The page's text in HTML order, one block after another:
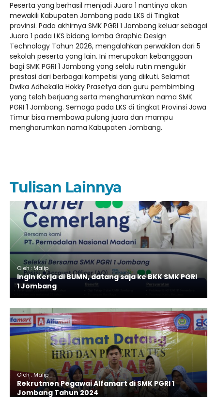
Peserta yang berhasil menjadi Juara 1 nantinya akan
mewakili Kabupaten Jombang pada LKS di Tingkat
provinsi. Pada akhirnya SMK PGRI 1 Jombang keluar sebagai
Juara 1 pada LKS bidang lomba Graphic Design
Technology Tahun 2026, mengalahkan perwakilan dari 5
sekolah peserta yang lain. Ini merupakan kebanggaan
bagi SMK PGRI 1 Jombang yang selalu rutin mengukir
prestasi dari berbagai kompetisi yang diikuti. Selamat
Dwika Adhekalla Hokky Prasetya dan guru pembimbing
yang telah berjuang serta mengharumkan nama SMK
PGRI 1 Jombang. Semoga pada LKS di tingkat Provinsi Jawa
Timur bisa membawa pulang juara dan mampu
mengharumkan nama Kabupaten Jombang.
Tulisan Lainnya
Oleh : Malip
Ingin Kerja di BUMN, datang saja ke BKK SMK PGRI
1 Jombang
Oleh : Malip
Rekrutmen Pegawai Alfamart di SMK PGRI 1
Jombang Tahun 2024